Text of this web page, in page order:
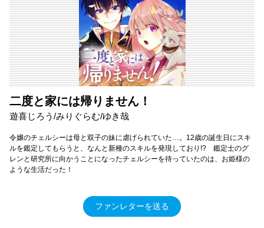
二度と家には帰りません！
遊喜じろう/みりぐらむ/ゆき哉
令嬢のチェルシーは母と双子の妹に虐げられていた…。12歳の誕生日にスキ
ルを鑑定してもらうと、なんと新種のスキルを発現しており!? 鑑定士のグ
レンと研究所に向かうことになったチェルシーを待っていたのは、お姫様の
ような生活だった！
ファンレターを送る